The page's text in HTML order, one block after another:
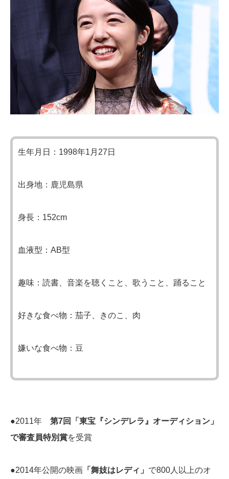
生年月日：1998年1月27日
出身地：鹿児島県
身長：152cm
血液型：AB型
趣味：読書、音楽を聴くこと、歌うこと、踊ること
好きな食べ物：茄子、きのこ、肉
嫌いな食べ物：豆
●2011年 第7回「東宝『シンデレラ』オーディション」
で審査員特別賞を受賞
●2014年公開の映画 「舞妓はレディ」 で800人以上のオ